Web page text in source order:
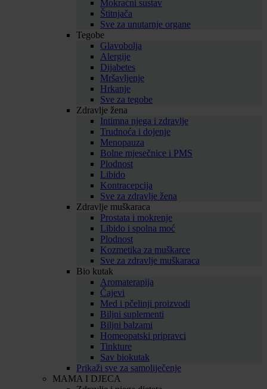
Mokraćni sustav
Štitnjača
Sve za unutarnje organe
Tegobe
Glavobolja
Alergije
Dijabetes
Mršavljenje
Hrkanje
Sve za tegobe
Zdravlje žena
Intimna njega i zdravlje
Trudnoća i dojenje
Menopauza
Bolne mjesečnice i PMS
Plodnost
Libido
Kontracepcija
Sve za zdravlje žena
Zdravlje muškaraca
Prostata i mokrenje
Libido i spolna moć
Plodnost
Kozmetika za muškarce
Sve za zdravlje muškaraca
Bio kutak
Aromaterapija
Čajevi
Med i pčelinji proizvodi
Biljni suplementi
Biljni balzami
Homeopatski pripravci
Tinkture
Sav biokutak
Prikaži sve za samoliječenje
MAMA I DJECA